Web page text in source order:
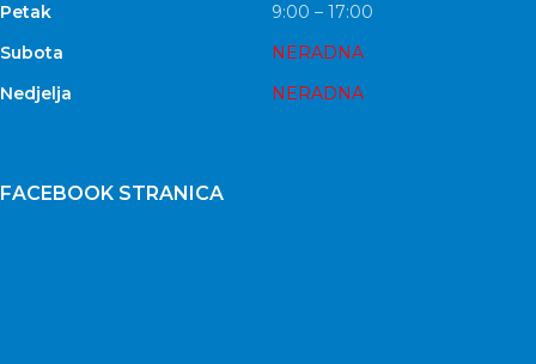
Petak
9:00 – 17:00
Subota
NERADNA
Nedjelja
NERADNA
FACEBOOK STRANICA